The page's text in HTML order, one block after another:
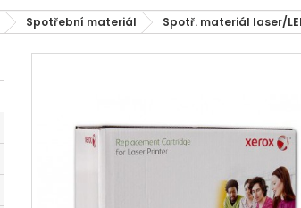
Spotřební materiál Spotř. materiál laser/